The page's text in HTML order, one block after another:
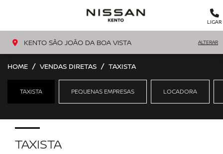
LIGAR
KENTO SÃO JOÃO DA BOA VISTA ALTERAR
HOME VENDAS DIRETAS TAXISTA
PEQUENAS EMPRESAS LOCADORA
TAXISTA
TAXISTA